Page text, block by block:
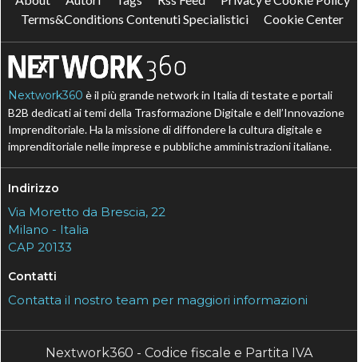
Terms&Conditions Contenuti Specialistici
Cookie Center
Nextwork360 è il più grande network in Italia di testate e portali
B2B dedicati ai temi della Trasformazione Digitale e dell’Innovazione
Imprenditoriale. Ha la missione di diffondere la cultura digitale e
imprenditoriale nelle imprese e pubbliche amministrazioni italiane.
Indirizzo
Via Moretto da Brescia, 22
Milano - Italia
CAP 20133
Contatti
Contatta il nostro team per maggiori informazioni
Nextwork360 - Codice fiscale e Partita IVA